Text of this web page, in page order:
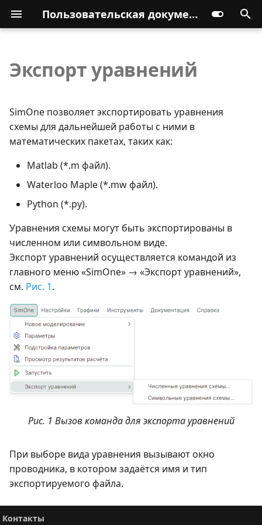
Пользовательская документация
Экспорт уравнений
SimOne позволяет экспортировать уравнения
схемы для дальнейшей работы с ними в
математических пакетах, таких как:
Matlab (*.m файл).
Waterloo Maple (*.mw файл).
Python (*.py).
Уравнения схемы могут быть экспортированы в
численном или символьном виде.
Экспорт уравнений осуществляется командой из
главного меню «SimOne» → «Экспорт уравнений»,
см. Рис. 1.
Рис. 1 Вызов команда для экспорта уравнений
При выборе вида уравнения вызывают окно
проводника, в котором задаётся имя и тип
экспортируемого файла.
Контакты